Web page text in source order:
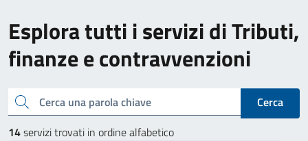
Esplora tutti i servizi di Tributi,
finanze e contravvenzioni
Cerca una parola chiave
Cerca
14servizi trovati in ordine alfabetico